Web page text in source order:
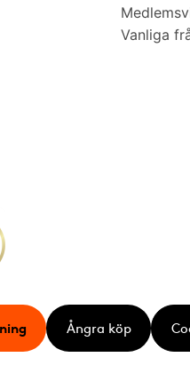
Vanliga
Express
Ångra köp